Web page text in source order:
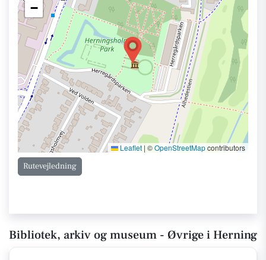
−
Leaflet | ©OpenStreetMapcontributors
Rutevejledning
Bibliotek, arkiv og museum - Øvrige i Herning